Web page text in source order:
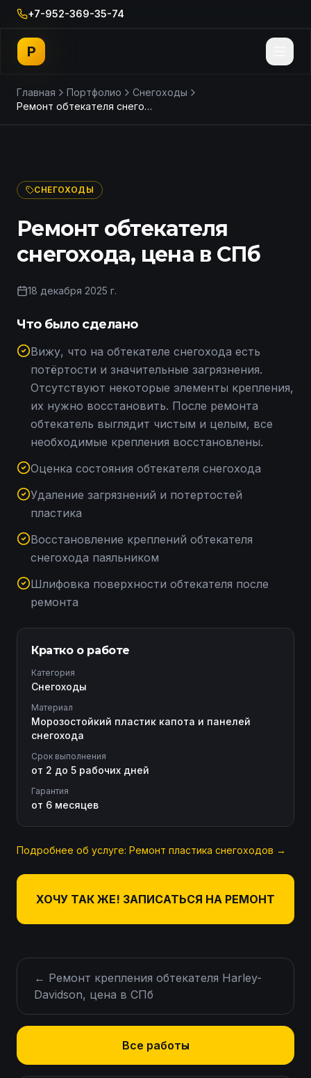
+7-952-369-35-74
P
Главная Портфолио
Снегоходы
Ремонт обтекателя снегохода, цена в СПб
СНЕГОХОДЫ
Ремонт обтекателя
снегохода, цена в СПб
18 декабря 2025 г.
Что было сделано
Вижу, что на обтекателе снегохода есть
потёртости и значительные загрязнения.
Отсутствуют некоторые элементы крепления,
их нужно восстановить. После ремонта
обтекатель выглядит чистым и целым, все
необходимые крепления восстановлены.
Оценка состояния обтекателя снегохода
Удаление загрязнений и потертостей
пластика
Восстановление креплений обтекателя
снегохода паяльником
Шлифовка поверхности обтекателя после
ремонта
Кратко о работе
Категория
Снегоходы
Материал
Морозостойкий пластик капота и панелей
снегохода
Срок выполнения
от 2 до 5 рабочих дней
Гарантия
от 6 месяцев
Подробнее об услуге: Ремонт пластика снегоходов →
ХОЧУ ТАК ЖЕ! ЗАПИСАТЬСЯ НА РЕМОНТ
← Ремонт крепления обтекателя Harley-
Davidson, цена в СПб
Все работы